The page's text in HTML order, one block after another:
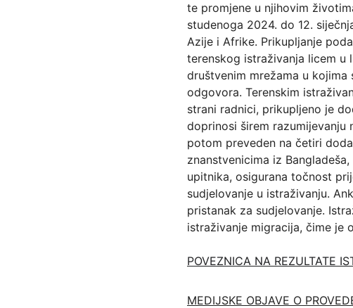
te promjene u njihovim
studenoga 2024. do 12.
Azije i Afrike. Prikupljanje
terenskog istraživanja licem u
društvenim mrežama u
odgovora. Terenskim
strani radnici, prikupljeno je
doprinosi širem razumijevanju
potom preveden na četiri
znanstvenicima iz
upitnika, osigurana točnost
sudjelovanje u istraživanju.
pristanak za sudjelovanje.
istraživanje migracija, čime je
POVEZNICA NA REZULTATE
MEDIJSKE OBJAVE O